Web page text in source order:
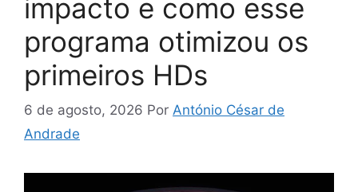
impacto e como esse
programa otimizou os
primeiros HDs
6 de agosto, 2026 Por António César de
Andrade